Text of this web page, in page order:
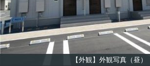
【外観】外観写真（昼）